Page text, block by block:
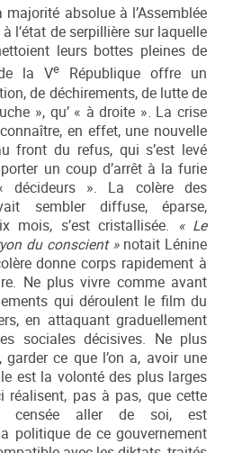
absolue à l’Assemblée
l’état de serpillière sur laquelle
leurs bottes pleines de
la Ve République offre un
de déchirements, de lutte de
», qu’ « à droite ». La crise
en effet, une nouvelle
front du refus, qui s’est levé
un coup d’arrêt à la furie
décideurs ». La colère des
sembler diffuse, éparse,
mois, s’est cristallisée.
« Le
du conscient »notait Lénine
donne corps rapidement à
Ne plus vivre comme avant
qui déroulent le film du
en attaquant graduellement
sociales décisives. Ne plus
ce que l’on a, avoir une
est la volonté des plus larges
réalisent, pas à pas, que cette
censée aller de soi, est
politique de ce gouvernement